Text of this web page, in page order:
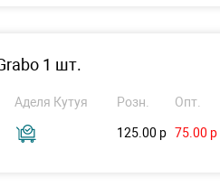
1 шт.
Аделя Кутуя Розн. Опт.
125.00 р 75.00 р